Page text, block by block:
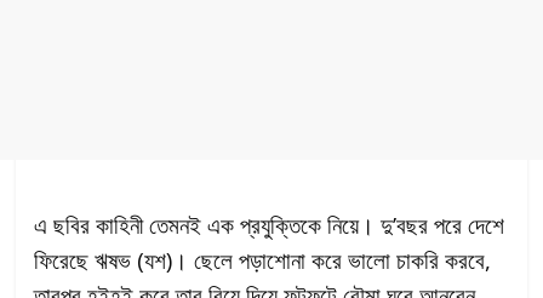
এ ছবির কাহিনী তেমনই এক প্রযুক্তিকে নিয়ে। দু’বছর পরে দেশে
ফিরেছে ঋষভ (যশ)। ছেলে পড়াশোনা করে ভালো চাকরি করবে,